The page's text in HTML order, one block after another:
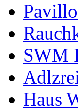
SWM
Haus